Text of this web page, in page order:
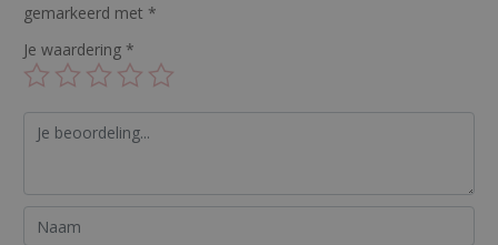
gemarkeerd met *
Je waardering *